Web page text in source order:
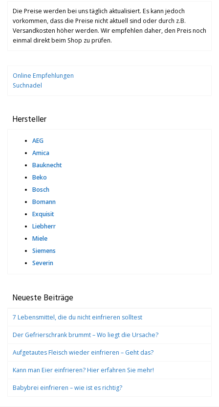
Die Preise werden bei uns täglich aktualisiert. Es kann jedoch
vorkommen, dass die Preise nicht aktuell sind oder durch z.B.
Versandkosten höher werden. Wir empfehlen daher, den Preis noch
einmal direkt beim Shop zu prüfen.
Online Empfehlungen
Suchnadel
Hersteller
AEG
Amica
Bauknecht
Beko
Bosch
Bomann
Exquisit
Liebherr
Miele
Siemens
Severin
Neueste Beiträge
7 Lebensmittel, die du nicht einfrieren solltest
Der Gefrierschrank brummt – Wo liegt die Ursache?
Aufgetautes Fleisch wieder einfrieren – Geht das?
Kann man Eier einfrieren? Hier erfahren Sie mehr!
Babybrei einfrieren – wie ist es richtig?